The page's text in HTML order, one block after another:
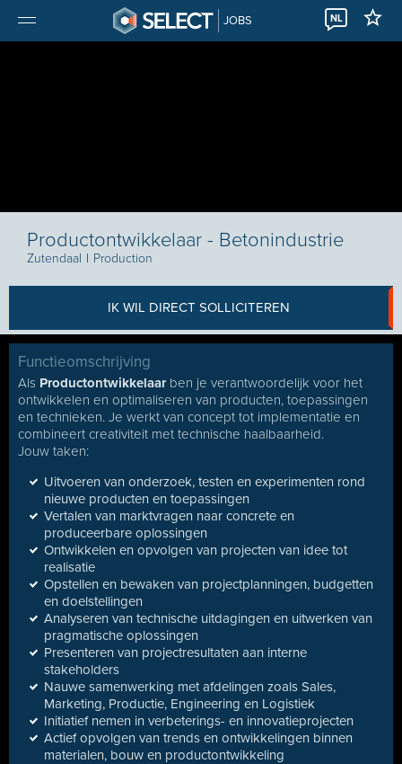
JOBS NL
Productontwikkelaar - Betonindustrie
Zutendaal I Production
IK WIL DIRECT SOLLICITEREN
Functieomschrijving
Als Productontwikkelaarben je verantwoordelijk voor het
ontwikkelen en optimaliseren van producten, toepassingen
en technieken. Je werkt van concept tot implementatie en
combineert creativiteit met technische haalbaarheid.
Jouw taken:
Uitvoeren van onderzoek, testen en experimenten rond
nieuwe producten en toepassingen
Vertalen van marktvragen naar concrete en
produceerbare oplossingen
Ontwikkelen en opvolgen van projecten van idee tot
realisatie
Opstellen en bewaken van projectplanningen, budgetten
en doelstellingen
Analyseren van technische uitdagingen en uitwerken van
pragmatische oplossingen
Presenteren van projectresultaten aan interne
stakeholders
Nauwe samenwerking met afdelingen zoals Sales,
Marketing, Productie, Engineering en Logistiek
Initiatief nemen in verbeterings- en innovatieprojecten
Actief opvolgen van trends en ontwikkelingen binnen
materialen, bouw en productontwikkeling